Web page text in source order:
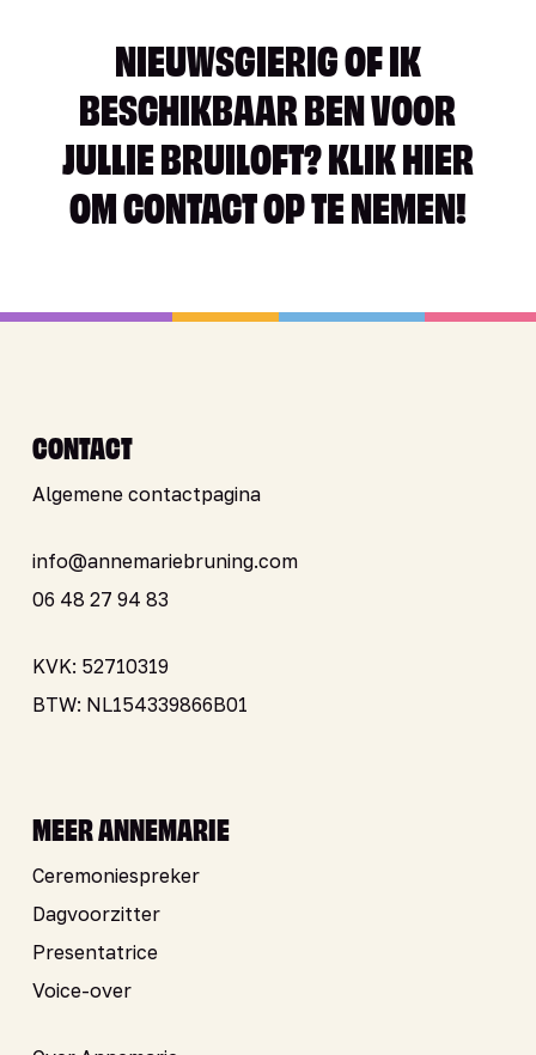
NIEUWSGIERIG OF IK
BESCHIKBAAR BEN VOOR
JULLIE BRUILOFT? KLIK HIER
OM CONTACT OP TE NEMEN!
CONTACT
Algemene contactpagina
info@annemariebruning.com
06 48 27 94 83
KVK: 52710319
BTW: NL154339866B01
MEER ANNEMARIE
Ceremoniespreker
Dagvoorzitter
Presentatrice
Voice-over